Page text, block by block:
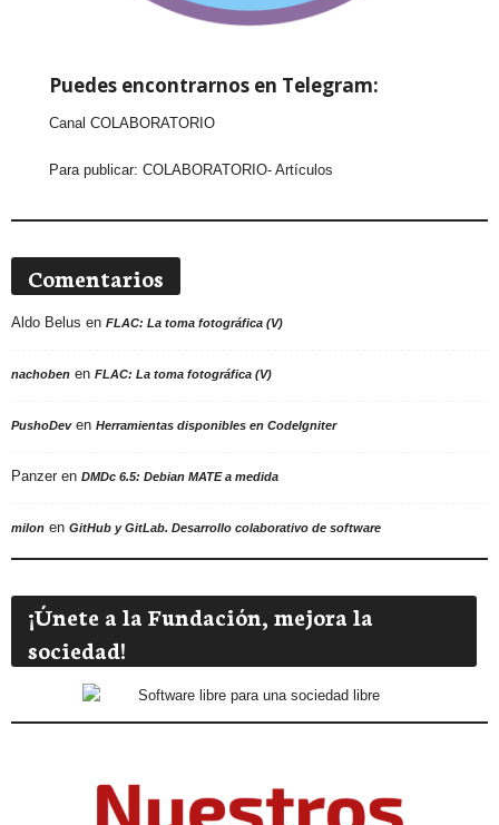
Puedes encontrarnos en Telegram:
Canal COLABORATORIO
Para publicar:COLABORATORIO- Artículos
Comentarios
Aldo Belus en FLAC: La toma fotográfica (V)
nachoben en FLAC: La toma fotográfica (V)
PushoDeven Herramientas disponibles en CodeIgniter
Panzer en DMDc 6.5: Debian MATE a medida
milon en GitHub y GitLab. Desarrollo colaborativo de software
¡Únete a la Fundación, mejora la
sociedad!